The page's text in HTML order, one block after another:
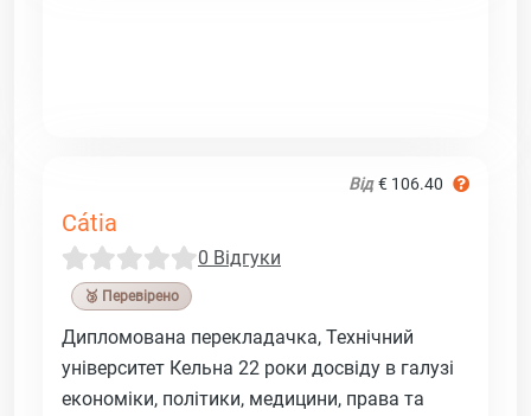
Від € 106.40
Cátia
0 Відгуки
🥉 Перевірено
Дипломована перекладачка, Технічний
університет Кельна 22 роки досвіду в галузі
економіки, політики, медицини, права та